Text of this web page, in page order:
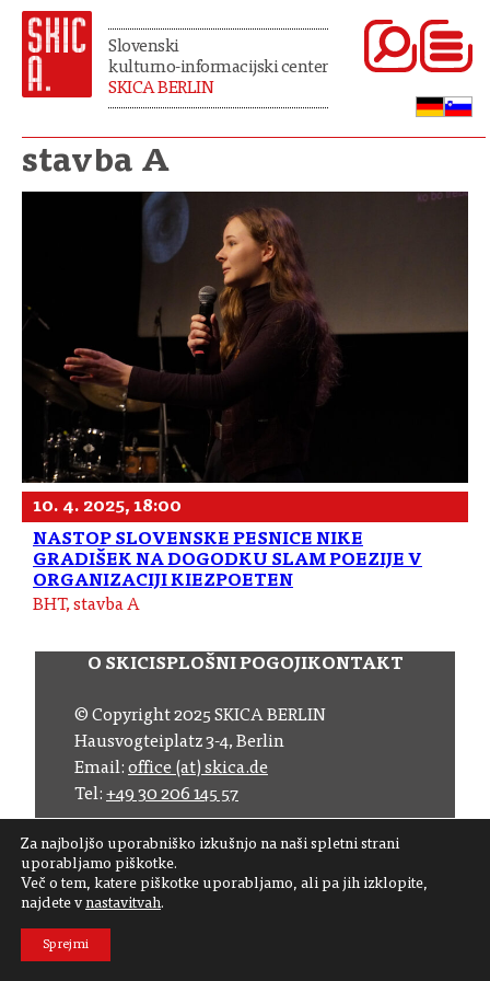
Slovenski
kulturno-informacijski center
SKICA BERLIN
stavba A
10. 4. 2025, 18:00
NASTOP SLOVENSKE PESNICE NIKE
GRADIŠEK NA DOGODKU SLAM POEZIJE V
ORGANIZACIJI KIEZPOETEN
BHT, stavba A
Za najboljšo uporabniško izkušnjo na naši spletni strani
uporabljamo piškotke.
Več o tem, katere piškotke uporabljamo, ali pa jih izklopite,
najdete v nastavitvah.
Sprejmi
O SKICISPLOŠNI POGOJIKONTAKT
© Copyright 2025 SKICA BERLIN
Hausvogteiplatz 3-4, Berlin
Email: office (at) skica.de
Tel: +49 30 206 145 57
Sledite nam
Naročite se na naš novičnik